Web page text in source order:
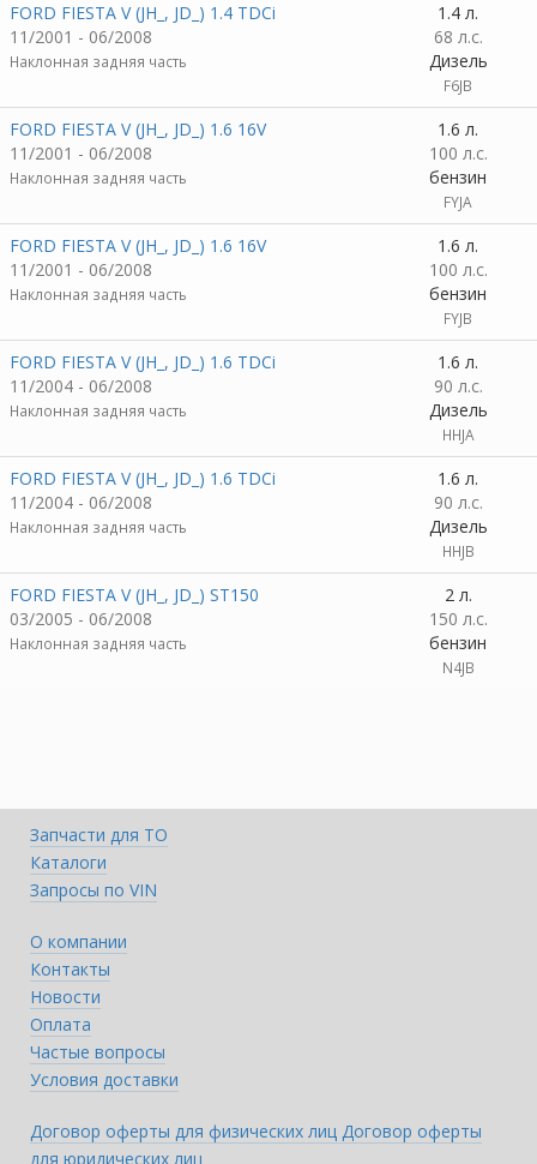
FORD FIESTA V (JH_, JD_) 1.4 TDCi
11/2001 - 06/2008
Наклонная задняя часть
1.4 л.
68 л.с.
Дизель
F6JB
FORD FIESTA V (JH_, JD_) 1.6 16V
11/2001 - 06/2008
Наклонная задняя часть
1.6 л.
100 л.с.
бензин
FYJA
FORD FIESTA V (JH_, JD_) 1.6 16V
11/2001 - 06/2008
Наклонная задняя часть
1.6 л.
100 л.с.
бензин
FYJB
FORD FIESTA V (JH_, JD_) 1.6 TDCi
11/2004 - 06/2008
Наклонная задняя часть
1.6 л.
90 л.с.
Дизель
HHJA
FORD FIESTA V (JH_, JD_) 1.6 TDCi
11/2004 - 06/2008
Наклонная задняя часть
1.6 л.
90 л.с.
Дизель
HHJB
FORD FIESTA V (JH_, JD_) ST150
03/2005 - 06/2008
Наклонная задняя часть
2 л.
150 л.с.
бензин
N4JB
Запчасти для ТО
Каталоги
Запросы по VIN
О компании
Контакты
Новости
Оплата
Частые вопросы
Условия доставки
Договор оферты для физических лиц Договор оферты
для юридических лиц